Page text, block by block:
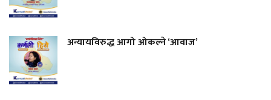
अन्यायविरुद्ध आगो ओकल्ने ‘आवाज’